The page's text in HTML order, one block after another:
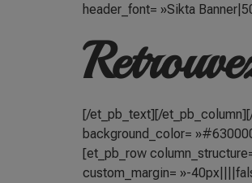
header_font= »Sikta
[/et_pb_text][/
background_color=
[et_pb_row
custom_margin= »-